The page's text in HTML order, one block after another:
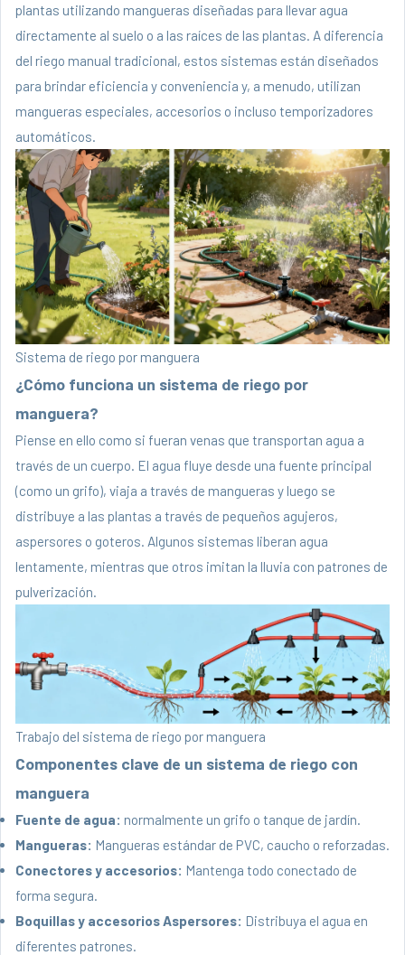
plantas utilizando mangueras diseñadas para llevar agua
directamente al suelo o a las raíces de las plantas. A diferencia
del riego manual tradicional, estos sistemas están diseñados
para brindar eficiencia y conveniencia y, a menudo, utilizan
mangueras especiales, accesorios o incluso temporizadores
automáticos.
Sistema de riego por manguera
¿Cómo funciona un sistema de riego por
manguera?
Piense en ello como si fueran venas que transportan agua a
través de un cuerpo. El agua fluye desde una fuente principal
(como un grifo), viaja a través de mangueras y luego se
distribuye a las plantas a través de pequeños agujeros,
aspersores o goteros. Algunos sistemas liberan agua
lentamente, mientras que otros imitan la lluvia con patrones de
pulverización.
Trabajo del sistema de riego por manguera
Componentes clave de un sistema de riego con
manguera
Fuente de agua: normalmente un grifo o tanque de jardín.
Mangueras: Mangueras estándar de PVC, caucho o reforzadas.
Conectores y accesorios: Mantenga todo conectado de
forma segura.
Boquillas y accesorios Aspersores: Distribuya el agua en
diferentes patrones.